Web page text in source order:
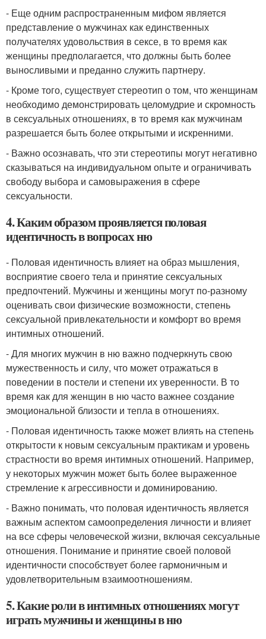
- Еще одним распространенным мифом является
представление о мужчинах как единственных
получателях удовольствия в сексе, в то время как
женщины предполагается, что должны быть более
выносливыми и преданно служить партнеру.
- Кроме того, существует стереотип о том, что женщинам
необходимо демонстрировать целомудрие и скромность
в сексуальных отношениях, в то время как мужчинам
разрешается быть более открытыми и искренними.
- Важно осознавать, что эти стереотипы могут негативно
сказываться на индивидуальном опыте и ограничивать
свободу выбора и самовыражения в сфере
сексуальности.
4. Каким образом проявляется половая
идентичность в вопросах ню
- Половая идентичность влияет на образ мышления,
восприятие своего тела и принятие сексуальных
предпочтений. Мужчины и женщины могут по-разному
оценивать свои физические возможности, степень
сексуальной привлекательности и комфорт во время
интимных отношений.
- Для многих мужчин в ню важно подчеркнуть свою
мужественность и силу, что может отражаться в
поведении в постели и степени их уверенности. В то
время как для женщин в ню часто важнее создание
эмоциональной близости и тепла в отношениях.
- Половая идентичность также может влиять на степень
открытости к новым сексуальным практикам и уровень
страстности во время интимных отношений. Например,
у некоторых мужчин может быть более выраженное
стремление к агрессивности и доминированию.
- Важно понимать, что половая идентичность является
важным аспектом самоопределения личности и влияет
на все сферы человеческой жизни, включая сексуальные
отношения. Понимание и принятие своей половой
идентичности способствует более гармоничным и
удовлетворительным взаимоотношениям.
5. Какие роли в интимных отношениях могут
играть мужчины и женщины в ню